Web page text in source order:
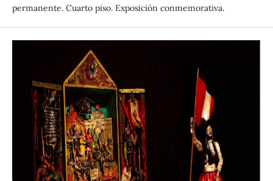
permanente. Cuarto piso. Exposición conmemorativa.